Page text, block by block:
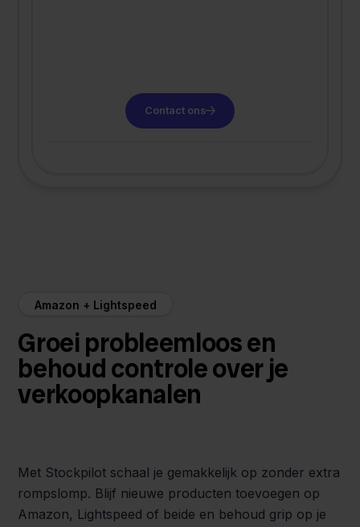
Contact ons
Amazon + Lightspeed
Groei probleemloos en
behoud controle over je
verkoopkanalen
Met Stockpilot schaal je gemakkelijk op zonder extra
rompslomp. Blijf nieuwe producten toevoegen op
Amazon, Lightspeed of beide en behoud grip op je